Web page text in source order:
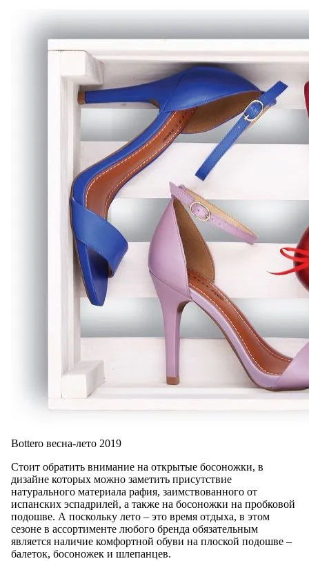
Bottero весна-лето 2019
Стоит обратить внимание на открытые босоножки, в
дизайне которых можно заметить присутствие
натурального материала рафия, заимствованного от
испанских эспадрилей, а также на босоножки на пробковой
подошве. А поскольку лето – это время отдыха, в этом
сезоне в ассортименте любого бренда обязательным
является наличие комфортной обуви на плоской подошве –
балеток, босоножек и шлепанцев.